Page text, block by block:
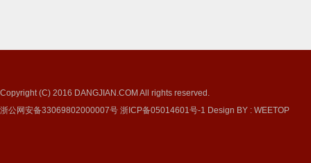
Copyright (C) 2016 DANGJIAN.COM All rights reserved.
浙公网安备33069802000007号 浙ICP备05014601号-1 Design BY : WEETOP